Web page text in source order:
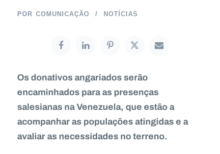
POR COMUNICAÇÃO NOTÍCIAS
Os donativos angariados serão
encaminhados para as presenças
salesianas na Venezuela, que estão a
acompanhar as populações atingidas e a
avaliar as necessidades no terreno.